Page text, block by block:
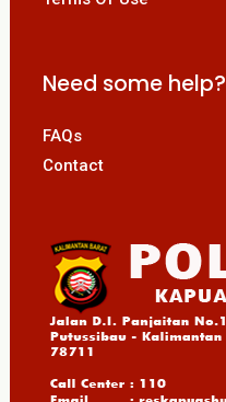
Need some help?
FAQs
Contact